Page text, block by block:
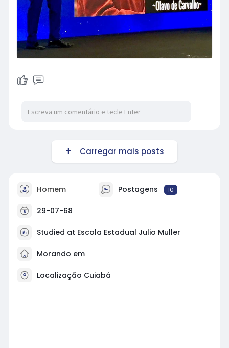
Carregar mais posts
Homem Postagens 10
29-07-68
Studied at Escola Estadual Julio Muller
Morando em
Localização Cuiabá